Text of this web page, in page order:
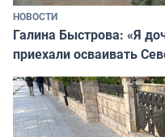
НОВОСТИ
Галина Быстрова: «Я
приехали осваивать